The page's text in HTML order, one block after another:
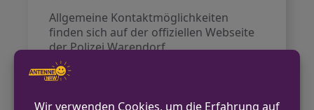
Allgemeine Kontaktmöglichkeiten
finden sich auf der offiziellen Webseite
der Polizei Warendorf
https://warendorf.polizei.nrw.